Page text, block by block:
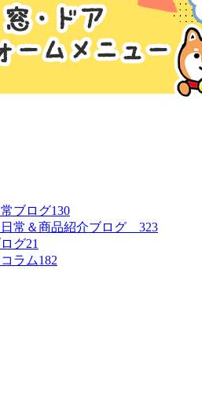
ブログ130
常＆商品紹介ブログ 323
グ21
ラム182